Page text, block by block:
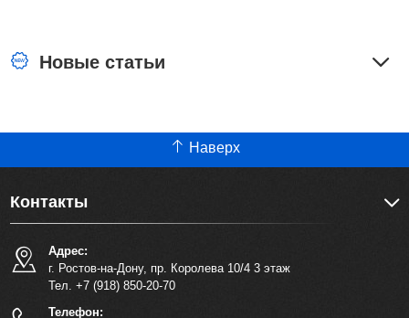
Новые статьи
Наверх
Контакты
Адрес:
г. Ростов-на-Дону, пр. Королева 10/4 3 этаж
Тел. +7 (918) 850-20-70
Телефон: